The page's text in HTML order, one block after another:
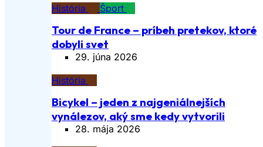
História
Šport
Tour de France – príbeh pretekov, ktoré
dobyli svet
29. júna 2026
História
Bicykel – jeden z najgeniálnejších
vynálezov, aký sme kedy vytvorili
28. mája 2026